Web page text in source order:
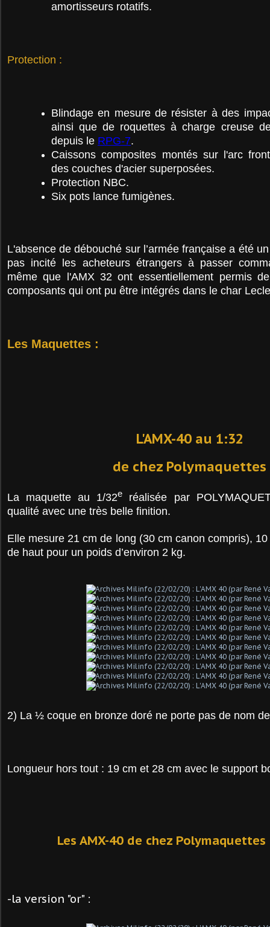
amortisseurs rotatifs.
Protection :
Blindage en mesure de résister à des
ainsi que de roquettes à charge creuse
depuis le RPG-7.
Caissons composites montés sur l'arc
des couches d'acier superposées.
Protection NBC.
Six pots lance fumigènes.
L'absence de débouché sur l’armée française a été
pas incité les acheteurs étrangers à passer
même que l'AMX 32 ont essentiellement permis
composants qui ont pu être intégrés dans le char
Les Maquettes :
L'AMX-40 au 1:32
de chez Polymaquettes
La maquette au 1/32e
réalisée par
qualité avec une très belle finition.
Elle mesure 21 cm de long (30 cm canon compris),
de haut pour un poids d’environ 2 kg.
2) La ½ coque en bronze doré ne porte pas de nom
Longueur hors tout : 19 cm et 28 cm avec le support
Les AMX-40 de chez
-la version "or" :